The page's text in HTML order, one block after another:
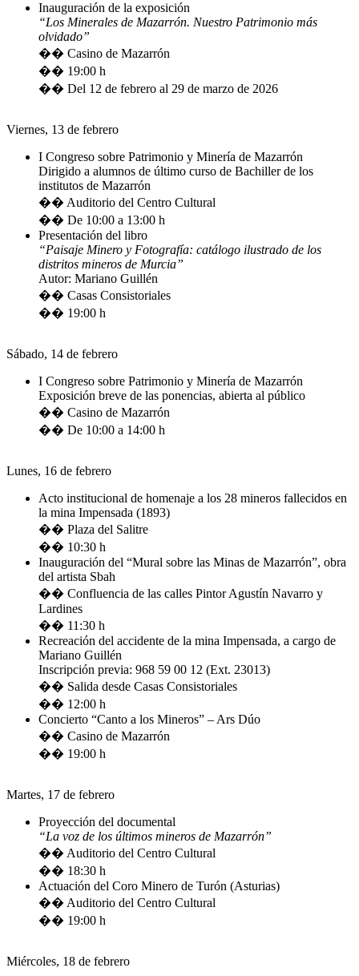
Inauguración de la exposición
“Los Minerales de Mazarrón. Nuestro Patrimonio más
olvidado”
�� Casino de Mazarrón
�� 19:00 h
�� Del 12 de febrero al 29 de marzo de 2026
Viernes, 13 de febrero
I Congreso sobre Patrimonio y Minería de Mazarrón
Dirigido a alumnos de último curso de Bachiller de los
institutos de Mazarrón
�� Auditorio del Centro Cultural
�� De 10:00 a 13:00 h
Presentación del libro
“Paisaje Minero y Fotografía: catálogo ilustrado de los
distritos mineros de Murcia”
Autor: Mariano Guillén
�� Casas Consistoriales
�� 19:00 h
Sábado, 14 de febrero
I Congreso sobre Patrimonio y Minería de Mazarrón
Exposición breve de las ponencias, abierta al público
�� Casino de Mazarrón
�� De 10:00 a 14:00 h
Lunes, 16 de febrero
Acto institucional de homenaje a los 28 mineros fallecidos en
la mina Impensada (1893)
�� Plaza del Salitre
�� 10:30 h
Inauguración del “Mural sobre las Minas de Mazarrón”, obra
del artista Sbah
�� Confluencia de las calles Pintor Agustín Navarro y
Lardines
�� 11:30 h
Recreación del accidente de la mina Impensada, a cargo de
Mariano Guillén
Inscripción previa: 968 59 00 12 (Ext. 23013)
�� Salida desde Casas Consistoriales
�� 12:00 h
Concierto “Canto a los Mineros” – Ars Dúo
�� Casino de Mazarrón
�� 19:00 h
Martes, 17 de febrero
Proyección del documental
“La voz de los últimos mineros de Mazarrón”
�� Auditorio del Centro Cultural
�� 18:30 h
Actuación del Coro Minero de Turón (Asturias)
�� Auditorio del Centro Cultural
�� 19:00 h
Miércoles, 18 de febrero